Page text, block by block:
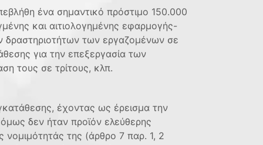
ένα σημαντικό πρόστιμο 150.000
και αιτιολογημένης εφαρμογής-
των εργαζομένων σε
για την επεξεργασία των
τους σε τρίτους, κλπ.
έχοντας ως έρεισμα την
δεν ήταν προϊόν ελεύθερης
της (άρθρο 7 παρ. 1, 2